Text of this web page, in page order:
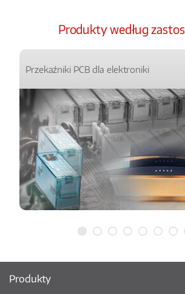
Produkty według
Przekaźniki PCB dla elektroniki
Produkty